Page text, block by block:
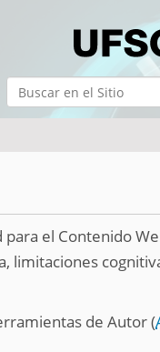
Búsqueda Avanzada…
para el Contenido
limitaciones
de Autor (